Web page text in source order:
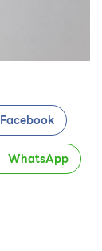
Facebook
WhatsApp